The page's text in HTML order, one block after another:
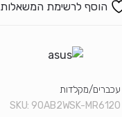
הוסף לרשימת המשאלות
עכברים/מקלדות
SKU: 90AB2WSK-MR6120